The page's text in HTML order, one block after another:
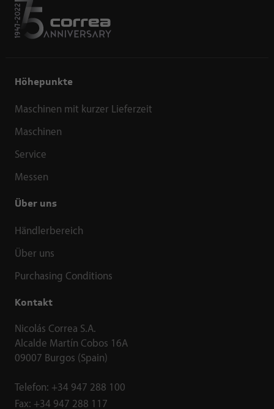
Höhepunkte
Maschinen mit kurzer Lieferzeit
Maschinen
Service
Messen
Über uns
Händlerbereich
Über uns
Purchasing Conditions
Kontakt
Nicolás Correa S.A.
Alcalde Martín Cobos 16A
09007 Burgos (Spain)
Telefon: +34 947 288 100
Fax: +34 947 288 117